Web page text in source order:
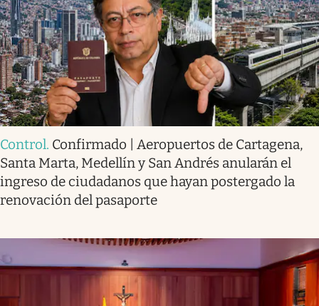
Control. Confirmado | Aeropuertos de Cartagena,
Santa Marta, Medellín y San Andrés anularán el
ingreso de ciudadanos que hayan postergado la
renovación del pasaporte